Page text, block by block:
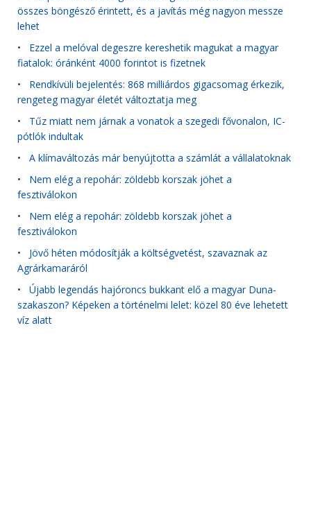
összes böngésző érintett, és a javítás még nagyon messze
lehet
• Ezzel a melóval degeszre kereshetik magukat a magyar
fiatalok: óránként 4000 forintot is fizetnek
• Rendkívüli bejelentés: 868 milliárdos gigacsomag érkezik,
rengeteg magyar életét változtatja meg
• Tűz miatt nem járnak a vonatok a szegedi fővonalon, IC-
pótlók indultak
• A klímaváltozás már benyújtotta a számlát a vállalatoknak
• Nem elég a repohár: zöldebb korszak jöhet a
fesztiválokon
• Nem elég a repohár: zöldebb korszak jöhet a
fesztiválokon
• Jövő héten módosítják a költségvetést, szavaznak az
Agrárkamaráról
• Újabb legendás hajóroncs bukkant elő a magyar Duna-
szakaszon? Képeken a történelmi lelet: közel 80 éve lehetett
víz alatt